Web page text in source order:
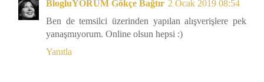
BlogluYORUM Gökçe Bağtır 2 Ocak 2019 08:54
Ben de temsilci üzerinden yapılan alışverişlere pek
yanaşmıyorum. Online olsun hepsi :)
Yanıtla